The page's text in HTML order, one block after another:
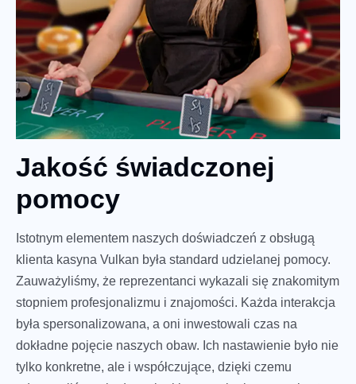
Jakość świadczonej
pomocy
Istotnym elementem naszych doświadczeń z obsługą
klienta kasyna Vulkan była standard udzielanej pomocy.
Zauważyliśmy, że reprezentanci wykazali się znakomitym
stopniem profesjonalizmu i znajomości. Każda interakcja
była spersonalizowana, a oni inwestowali czas na
dokładne pojęcie naszych obaw. Ich nastawienie było nie
tylko konkretne, ale i współczujące, dzięki czemu